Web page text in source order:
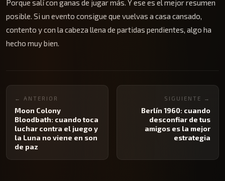
Porque salí con ganas de jugar más. Y ese es el mejor resumen
posible. Si un evento consigue que vuelvas a casa cansado,
contento y con la cabeza llena de partidas pendientes, algo ha
hecho muy bien.
← ANTERIOR
Moon Colony
Bloodbath: cuando toca
luchar contra el juego y
la Luna no viene en son
de paz
SIGUIENTE →
Berlín 1960: cuando
desconfiar de tus
amigos es la mejor
estrategia